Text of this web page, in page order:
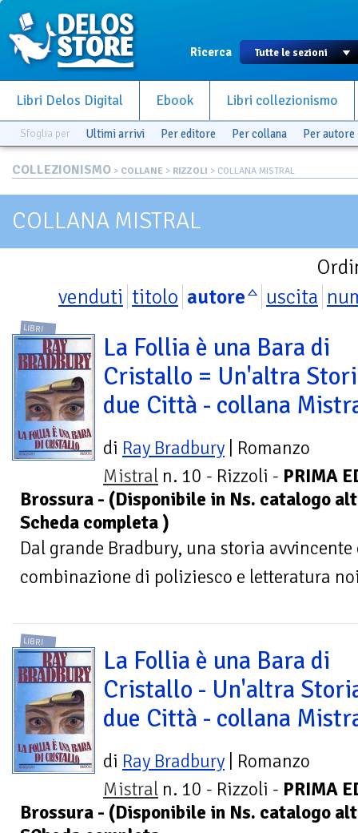
Ricerca
Libri Delos Digital Ebook Libri collezionismo
Sfoglia per Ultimi arrivi Per editore Per collana Per autore
COLLEZIONISMO > COLLANE > RIZZOLI > COLLANA MISTRAL
COLLANA MISTRAL
venduti titolo autore uscita
LIBRI
La Follia è una Bara di
Cristallo = Un'altra
due Città - collana
di Ray Bradbury | Romanzo
Mistral n. 10 - Rizzoli - PRIMA
Brossura - (Disponibile in Ns. catalogo
Scheda completa )
Dal grande Bradbury, una storia
combinazione di poliziesco e letteratura
LIBRI
La Follia è una Bara di
Cristallo - Un'altra
due Città - collana
di Ray Bradbury | Romanzo
Mistral n. 10 - Rizzoli - PRIMA
Brossura - (Disponibile in Ns. catalogo